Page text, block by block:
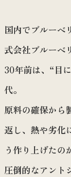
国内でブルーベ
式会社ブルーベ
30年前は、 “目
代。
原料の確保から
返し、熱や劣化
う作り上げたの
圧倒的なアント